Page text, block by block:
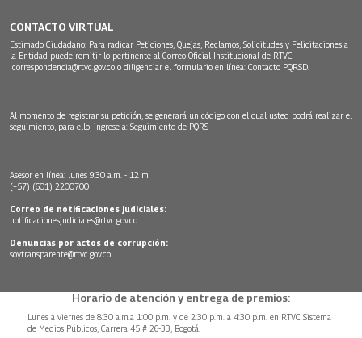
CONTACTO VIRTUAL
Estimado Ciudadano: Para radicar Peticiones, Quejas, Reclamos, Solicitudes y Felicitaciones a
la Entidad puede remitir lo pertinente al Correo Oficial Institucional de RTVC
correspondencia@rtvc.gov.co o diligenciar el formulario en línea: Contacto PQRSD.
Al momento de registrar su petición, se generará un código con el cual usted podrá realizar el
seguimiento, para ello, ingrese a: Seguimiento de PQRS
Asesor en línea: lunes 9:30 a.m. - 12 m
(+57) (601) 2200700
Correo de notificaciones judiciales:
notificacionesjudiciales@rtvc.gov.co
Denuncias por actos de corrupción:
soytransparente@rtvc.gov.co
Horario de atención y entrega de premios:
Lunes a viernes de 8:30 a.m.a 1:00 p.m. y de 2:30 p.m. a 4:30 p.m. en RTVC Sistema
de Medios Públicos, Carrera 45 # 26-33, Bogotá.